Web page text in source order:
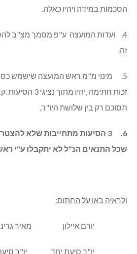
הסכמות במידה ויהיו כאלה.
4. ועדות המועצה ע"פ מסמך מצ"ב
זה.
5. מינוי מ"מ ראש המועצה שישמש
זכות חתימה ,יהיו
תסוכם רק בין שלושת היו"ר,
6.
3 הסיעות מתחייבות שלא
שכל התנאים הנ"ל לא יתקבלו ע"י
ולראיה באו על החתום:
יורם איילון מאיר
יו"ר סיעת יחד יו"ר סיעת